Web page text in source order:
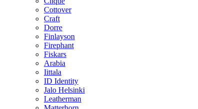
Cottover
Craft
Dorre
Finlayson
Firephant
Fiskars
Arabia
Iittala
ID Identity
Jalo Helsinki
Leatherman